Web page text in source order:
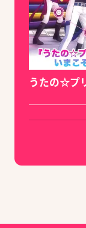
うたの☆プ